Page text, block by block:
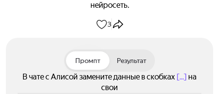
нейросеть.
3
Промпт Результат
В чате с Алисой замените данные в скобках [...] на
свои